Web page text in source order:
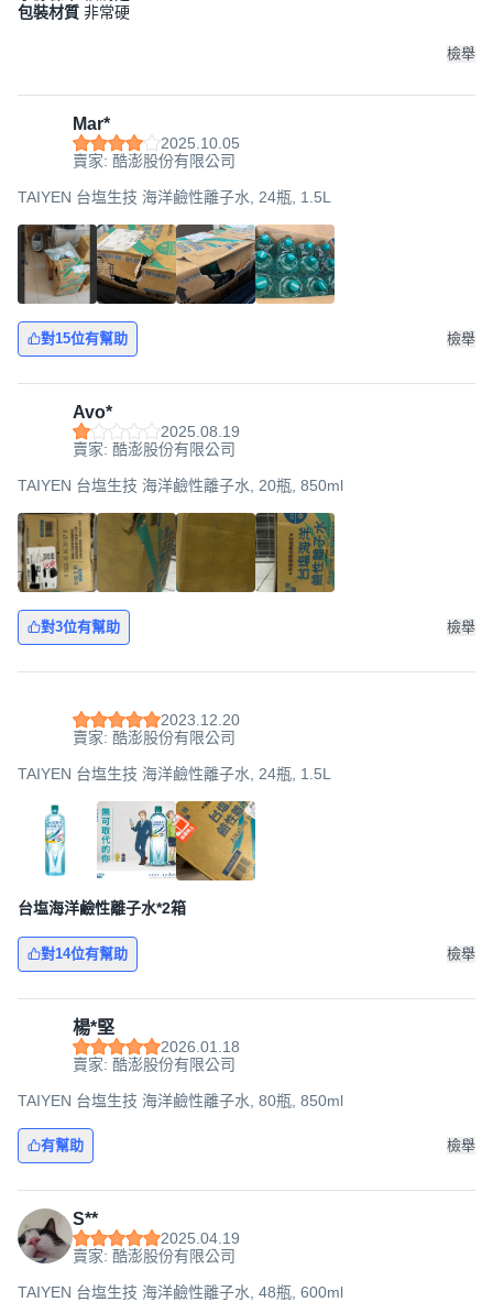
包裝材質 非常硬
檢舉
Mar*
2025.10.05
賣家: 酷澎股份有限公司
TAIYEN 台塩生技 海洋鹼性離子水, 24瓶, 1.5L
對15位有幫助 檢舉
Avo*
2025.08.19
賣家: 酷澎股份有限公司
TAIYEN 台塩生技 海洋鹼性離子水, 20瓶, 850ml
對3位有幫助 檢舉
2023.12.20
賣家: 酷澎股份有限公司
TAIYEN 台塩生技 海洋鹼性離子水, 24瓶, 1.5L
台塩海洋鹼性離子水*2箱
對14位有幫助 檢舉
楊*堅
2026.01.18
賣家: 酷澎股份有限公司
TAIYEN 台塩生技 海洋鹼性離子水, 80瓶, 850ml
有幫助 檢舉
S**
2025.04.19
賣家: 酷澎股份有限公司
TAIYEN 台塩生技 海洋鹼性離子水, 48瓶, 600ml